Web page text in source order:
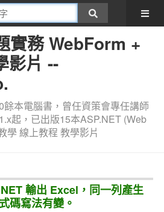
實務 WebForm +
影片 --
餘本電腦書，曾任資策會專任講師
起，已出版15本ASP.NET (Web
學 線上教程 教學影片
輸出 Excel，同一列產生
碼寫法有變。